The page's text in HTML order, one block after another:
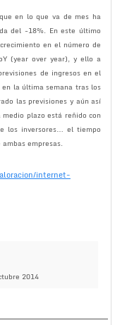
en lo que va de mes ha
del -18%. En este último
en el número de
(year over year), y ello a
de ingresos en el
la última semana tras los
las previsiones y aún así
plazo está reñido con
los inversores… el tiempo
empresas.
internet-
2014